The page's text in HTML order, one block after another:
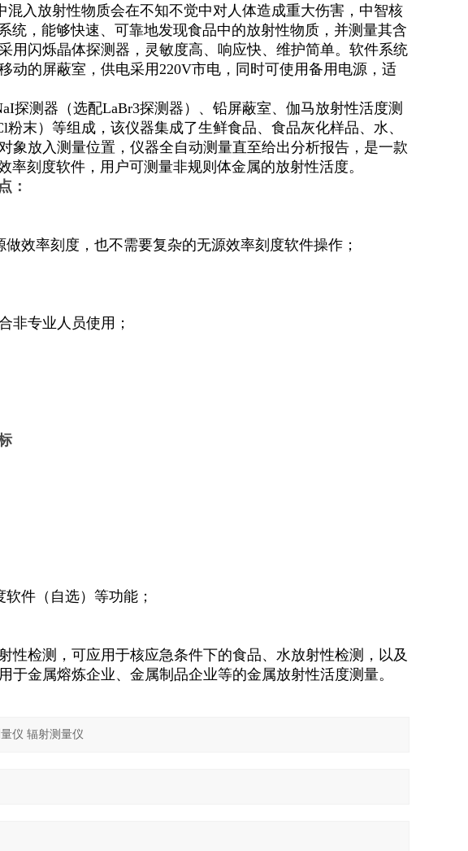
混入放射性物质会在不知不觉中对人体造成重大伤害 ， 中智核
统 ， 能够快速、 可靠地发现食品中的放射性物质 ， 并测量其含
用闪烁晶体探测器 ， 灵敏度高、 响应快、 维护简单。 软件系统
动的屏蔽室 ， 供电采用220V市电 ， 同时可使用备用电源 ， 适
探测器 （选配LaBr3探测器 ）、 铅屏蔽室、 伽马放射性活度测
粉末 ） 等组成 ， 该仪器集成了生鲜食品、 食品灰化样品、 水、
象放入测量位置 ， 仪器全自动测量直至给出分析报告 ， 是一款
率刻度软件 ， 用户可测量非规则体金属的放射性活度。
：
做效率刻度 ， 也不需要复杂的无源效率刻度软件操作 ；
非专业人员使用 ；
软件 （ 自选） 等功能 ；
性检测 ， 可应用于核应急条件下的食品、 水放射性检测 ， 以及
于金属熔炼企业、 金属制品企业等的金属放射性活度测量。